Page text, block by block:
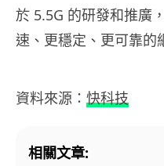
於 5.5G 的研發和推廣
速、更穩定、更可靠的
資料來源： 快科技
相關文章: